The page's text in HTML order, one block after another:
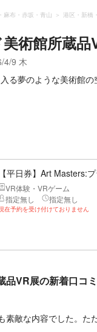
麻布・赤坂・青山 港区・新橋
術館所蔵品
4/9 木
る夢のような美術館
【平日券】Art Masters:
VR体験・VRゲーム
指定無し
指定無し
在予約を受け付けておりません
VR展の新着口コミ
素敵な内容でした。た